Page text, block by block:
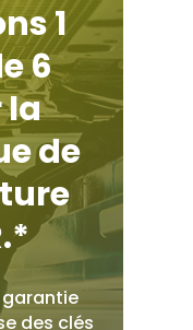
1
6
la
de
garantie
des clés